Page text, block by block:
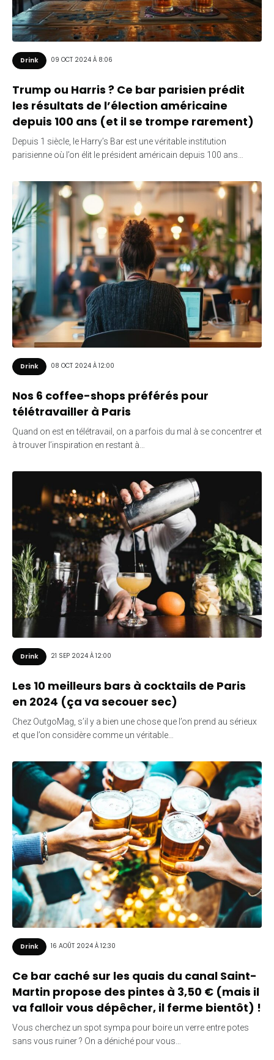
Drink 09 OCT 2024 À 8:06
Trump ou Harris ? Ce bar parisien prédit
les résultats de l’élection américaine
depuis 100 ans (et il se trompe rarement)
Depuis 1 siècle, le Harry’s Bar est une véritable institution
parisienne où l’on élit le président américain depuis 100 ans…
Drink 08 OCT 2024 À 12:00
Nos 6 coffee-shops préférés pour
télétravailler à Paris
Quand on est en télétravail, on a parfois du mal à se concentrer et
à trouver l’inspiration en restant à…
Drink 21 SEP 2024 À 12:00
Les 10 meilleurs bars à cocktails de Paris
en 2024 (ça va secouer sec)
Chez OutgoMag, s’il y a bien une chose que l’on prend au sérieux
et que l’on considère comme un véritable…
Drink 16 AOÛT 2024 À 12:30
Ce bar caché sur les quais du canal Saint-
Martin propose des pintes à 3,50 € (mais il
va falloir vous dépêcher, il ferme bientôt) !
Vous cherchez un spot sympa pour boire un verre entre potes
sans vous ruiner ? On a déniché pour vous…